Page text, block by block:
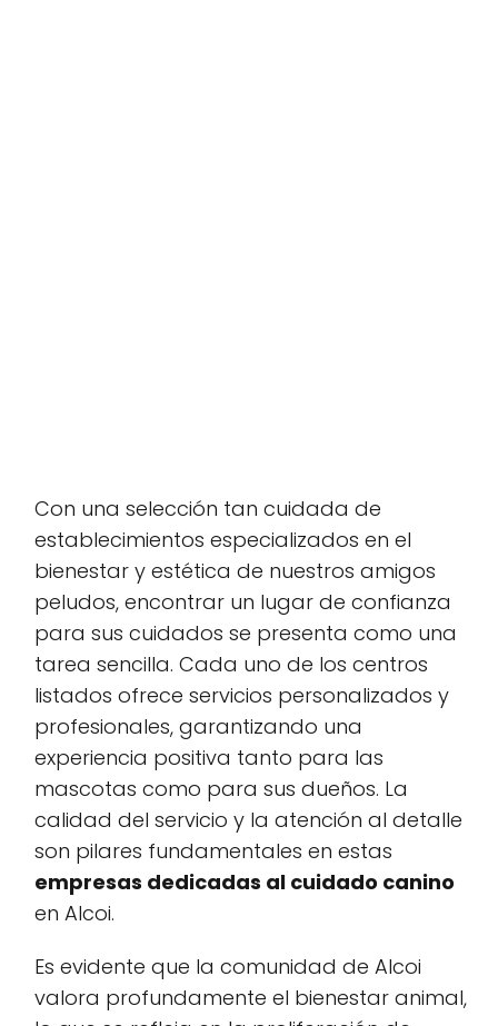
Con una selección tan cuidada de
establecimientos especializados en el
bienestar y estética de nuestros amigos
peludos, encontrar un lugar de confianza
para sus cuidados se presenta como una
tarea sencilla. Cada uno de los centros
listados ofrece servicios personalizados y
profesionales, garantizando una
experiencia positiva tanto para las
mascotas como para sus dueños. La
calidad del servicio y la atención al detalle
son pilares fundamentales en estas
empresas dedicadas al cuidado canino
en Alcoi.
Es evidente que la comunidad de Alcoi
valora profundamente el bienestar animal,